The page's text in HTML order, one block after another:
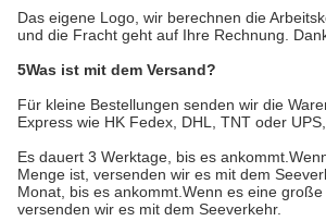
Das eigene Logo, wir berechnen die
und die Fracht geht auf Ihre Rechnung.
5Was ist mit dem Versand?
Für kleine Bestellungen senden wir die
Express wie HK Fedex, DHL, TNT oder
Es dauert 3 Werktage, bis es
Menge ist, versenden wir es mit dem
Monat, bis es ankommt.Wenn es eine große
versenden wir es mit dem Seeverkehr.